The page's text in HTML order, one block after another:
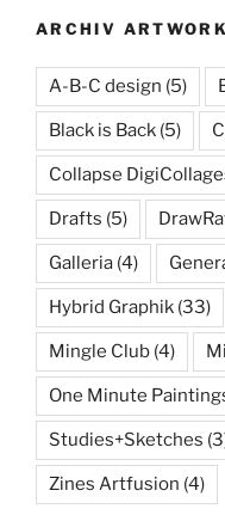
ARCHIV
A-B-C design (5)
Black is Back (5)
Collapse
Drafts (5)
Galleria (4)
Hybrid Graphik (33)
Mingle Club (4)
One Minute
Studies+Sketches
Zines Artfusion (4)